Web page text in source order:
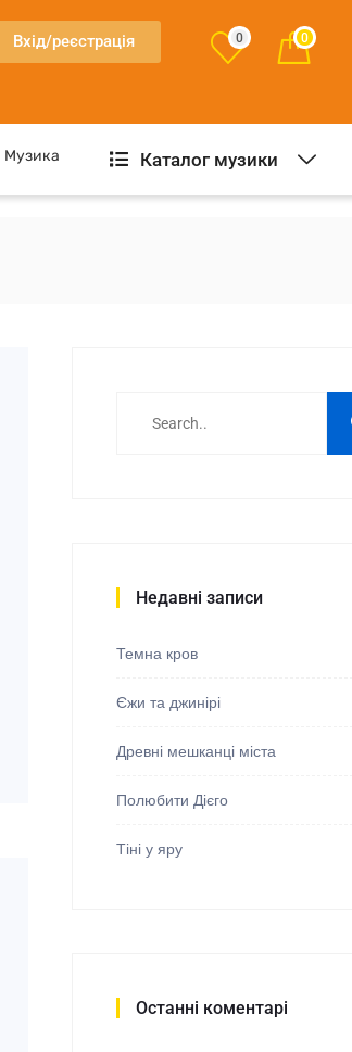
Вхід/реєстрація 0 0
Музика Каталог музики
Недавні записи
Темна кров
Єжи та джинірі
Древні мешканці міста
Полюбити Дієго
Тіні у яру
Останні коментарі